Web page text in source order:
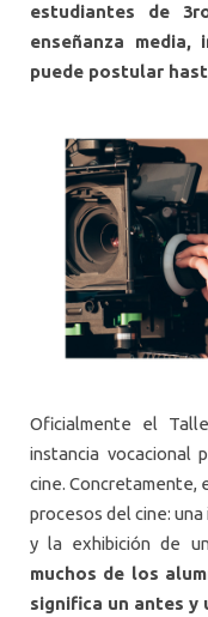
estudiantes de
enseñanza media,
puede postular
Oficialmente el
instancia vocacional
cine. Concretamente,
procesos del cine:
y la exhibición de
muchos de los
significa un antes y